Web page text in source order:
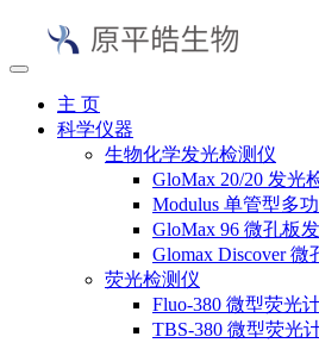
主 页
科学仪器
生物化学发光检测仪
GloMax 20/20 发光
Modulus 单管型多
GloMax 96 微孔板
Glomax Discover
荧光检测仪
Fluo-380 微型荧光
TBS-380 微型荧光